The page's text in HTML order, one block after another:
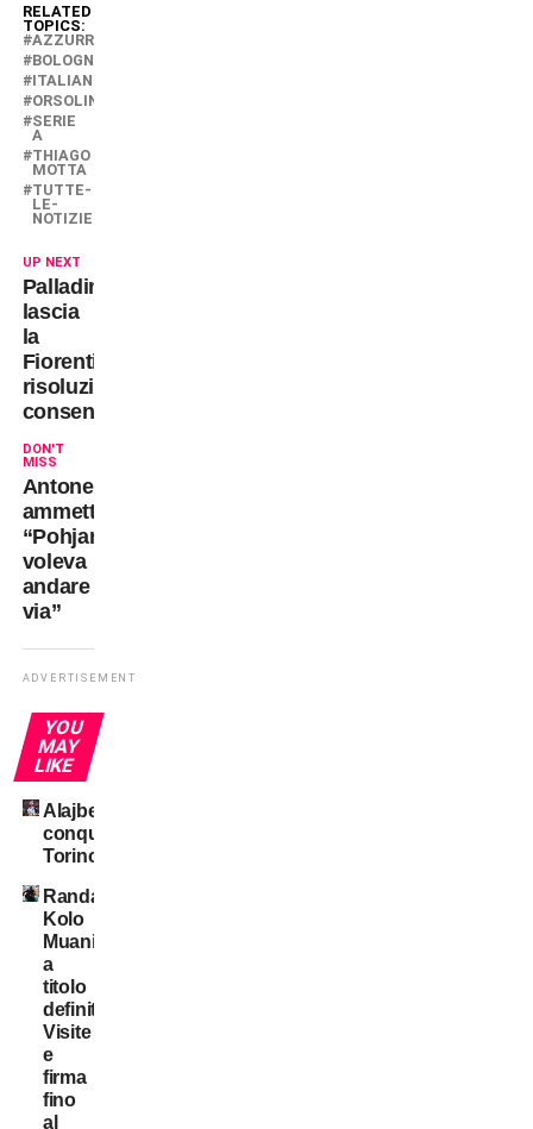
RELATED
TOPICS:
AZZURRI
BOLOGNA
ITALIANO
ORSOLINI
SERIE
A
THIAGO
MOTTA
TUTTE-
LE-
NOTIZIE
UP NEXT
Palladino
lascia
la
Fiorentina:
risoluzione
consensuale
DON'T
MISS
Antonelli
ammette:
“Pohjanpalo
voleva
andare
via”
ADVERTISEMENT
YOU
MAY
LIKE
Alajbegovic
conquista
Torino
Randal
Kolo
Muani:
a
titolo
definitivo!
Visite
e
firma
fino
al